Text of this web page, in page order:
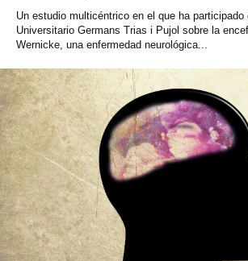
Un estudio multicéntrico en el que ha participado
Universitario Germans Trias i Pujol sobre la
Wernicke, una enfermedad neurológica...